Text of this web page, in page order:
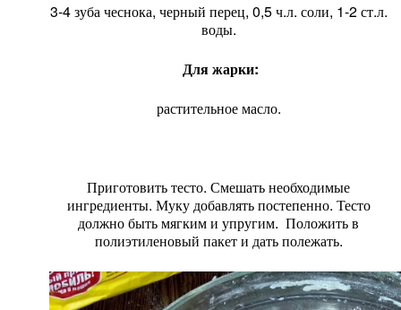
3-4 зуба чеснока, черный перец, 0,5 ч.л. соли, 1-2 ст.л.
воды.
Для жарки:
растительное масло.
Приготовить тесто. Смешать необходимые
ингредиенты. Муку добавлять постепенно. Тесто
должно быть мягким и упругим. Положить в
полиэтиленовый пакет и дать полежать.